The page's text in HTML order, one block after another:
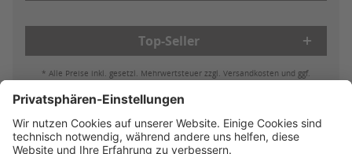
Top-Seller
* Alle Preise inkl. gesetzl. Mehrwertsteuer zzgl. Versandkosten und ggf.
Batterieleistung & Entsorgung
Widerruf
Reklamationen